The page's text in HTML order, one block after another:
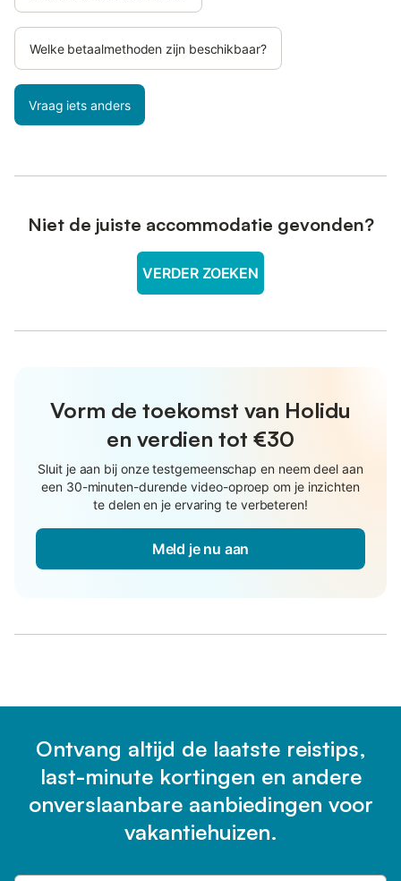
Welke betaalmethoden zijn beschikbaar?
Vraag iets anders
Niet de juiste accommodatie gevonden?
VERDER ZOEKEN
Vorm de toekomst van Holidu
en verdien tot €30
Sluit je aan bij onze testgemeenschap en neem deel aan
een 30-minuten-durende video-oproep om je inzichten
te delen en je ervaring te verbeteren!
Meld je nu aan
Ontvang altijd de laatste reistips,
last-minute kortingen en andere
onverslaanbare aanbiedingen voor
vakantiehuizen.